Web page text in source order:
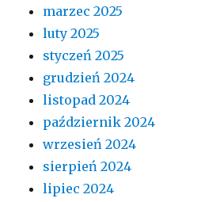
marzec 2025
luty 2025
styczeń 2025
grudzień 2024
listopad 2024
październik 2024
wrzesień 2024
sierpień 2024
lipiec 2024